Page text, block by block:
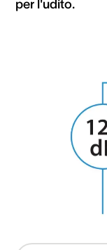
per l'udito.